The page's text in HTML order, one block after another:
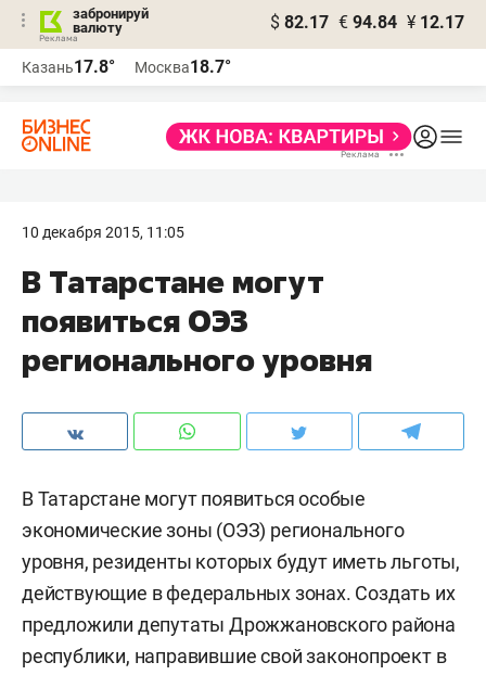
забронируй
валюту
$ 82.17 € 94.84 ¥ 12.17
Казань17.8° Москва18.7°
10 декабря 2015, 11:05
В Татарстане могут
появиться ОЭЗ
регионального уровня
В Татарстане могут появиться особые
экономические зоны (ОЭЗ) регионального
уровня, резиденты которых будут иметь льготы,
действующие в федеральных зонах. Создать их
предложили депутаты Дрожжановского района
республики, направившие свой законопроект в